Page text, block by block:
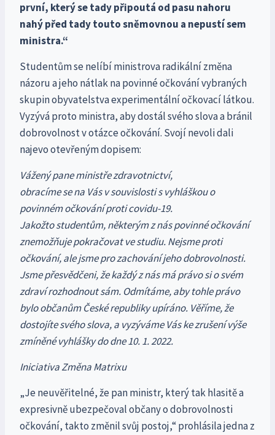
první, který se tady připoutá od pasu nahoru
nahý před tady touto sněmovnou a nepustí sem
ministra.“
Studentům se nelíbí ministrova radikální změna
názoru a jeho nátlak na povinné očkování vybraných
skupin obyvatelstva experimentální očkovací látkou.
Vyzývá proto ministra, aby dostál svého slova a bránil
dobrovolnost v otázce očkování. Svojí nevoli dali
najevo otevřeným dopisem:
Vážený pane ministře zdravotnictví,
obracíme se na Vás v souvislosti s vyhláškou o
povinném očkování proti covidu-19.
Jakožto studentům, některým z nás povinné očkování
znemožňuje pokračovat ve studiu. Nejsme proti
očkování, ale jsme pro zachování jeho dobrovolnosti.
Jsme přesvědčeni, že každý z nás má právo si o svém
zdraví rozhodnout sám. Odmítáme, aby tohle právo
bylo občanům České republiky upíráno. Věříme, že
dostojíte svého slova, a vyzýváme Vás ke zrušení výše
zmíněné vyhlášky do dne 10. 1. 2022.
Iniciativa Změna Matrixu
„Je neuvěřitelné, že pan ministr, který tak hlasitě a
expresivně ubezpečoval občany o dobrovolnosti
očkování, takto změnil svůj postoj,“ prohlásila jedna z